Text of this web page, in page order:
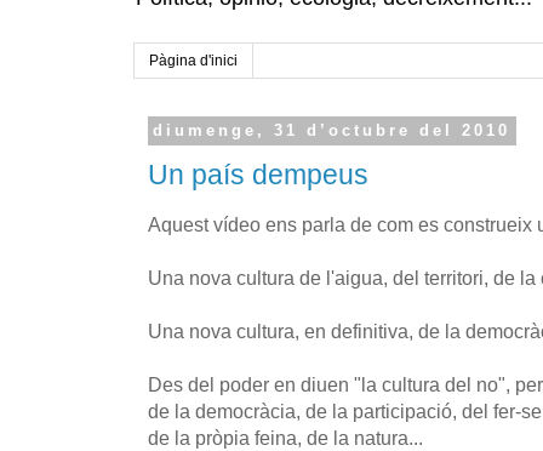
Pàgina d'inici
diumenge, 31 d’octubre del 2010
Un país dempeus
Aquest vídeo ens parla de com es construeix
Una nova cultura de l'aigua, del territori, de la
Una nova cultura, en definitiva, de la
Des del poder en diuen "la cultura del no",
de la democràcia, de la participació, del fer-
de la pròpia feina, de la natura...